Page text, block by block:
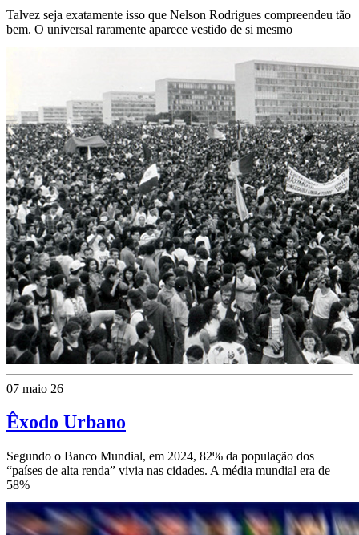
Talvez seja exatamente isso que Nelson Rodrigues compreendeu tão
bem. O universal raramente aparece vestido de si mesmo
07 maio 26
Êxodo Urbano
Segundo o Banco Mundial, em 2024, 82% da população dos
“países de alta renda” vivia nas cidades. A média mundial era de
58%